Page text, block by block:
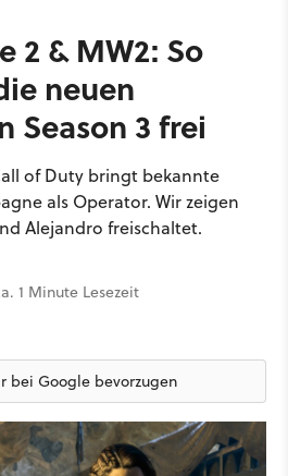
2 & MW2: So
neuen
Season 3 frei
of Duty bringt bekannte
als Operator. Wir zeigen
Alejandro freischaltet.
1 Minute Lesezeit
bei Google bevorzugen